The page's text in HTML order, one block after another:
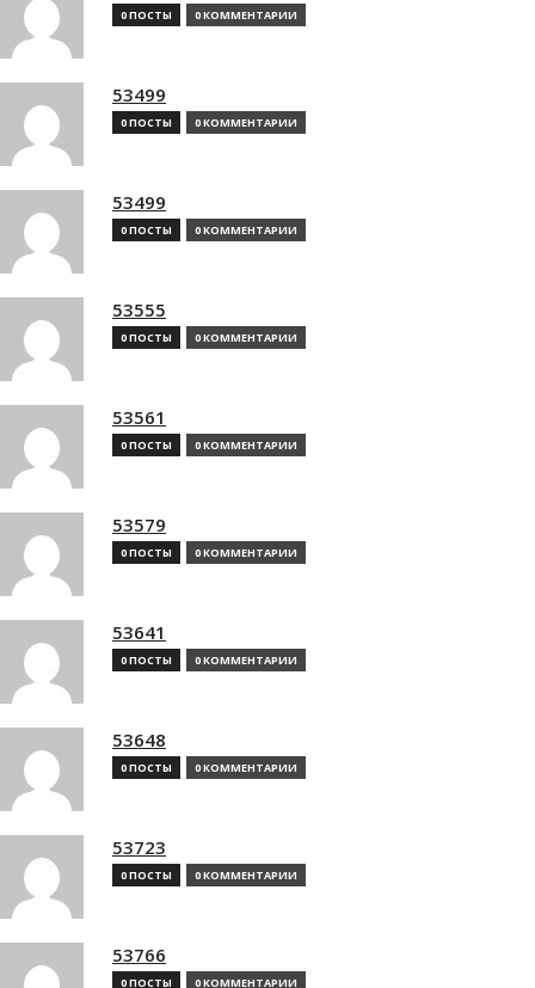
0 ПОСТЫ 0 КОММЕНТАРИИ
53499
0 ПОСТЫ 0 КОММЕНТАРИИ
53499
0 ПОСТЫ 0 КОММЕНТАРИИ
53555
0 ПОСТЫ 0 КОММЕНТАРИИ
53561
0 ПОСТЫ 0 КОММЕНТАРИИ
53579
0 ПОСТЫ 0 КОММЕНТАРИИ
53641
0 ПОСТЫ 0 КОММЕНТАРИИ
53648
0 ПОСТЫ 0 КОММЕНТАРИИ
53723
0 ПОСТЫ 0 КОММЕНТАРИИ
53766
0 ПОСТЫ 0 КОММЕНТАРИИ